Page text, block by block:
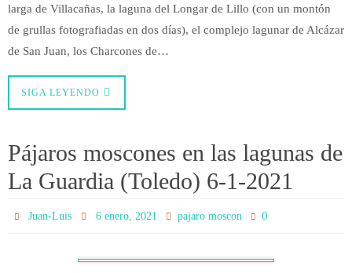
larga de Villacañas, la laguna del Longar de Lillo (con un montón
de grullas fotografiadas en dos días), el complejo lagunar de Alcázar
de San Juan, los Charcones de…
SIGA LEYENDO
Pájaros moscones en las lagunas de
La Guardia (Toledo) 6-1-2021
Juan-Luis 6 enero, 2021 pajaro moscon 0